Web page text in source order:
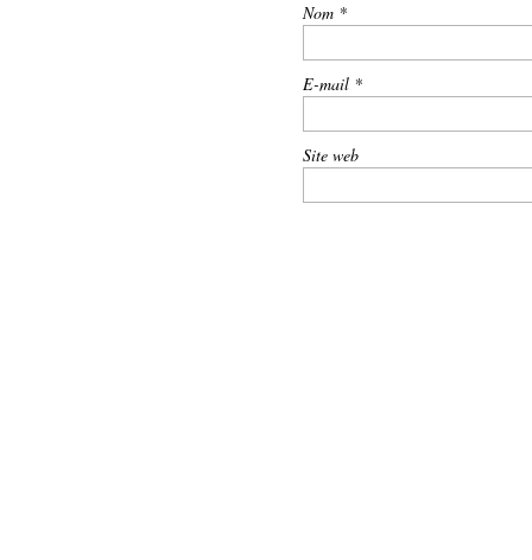
Nom *
E-mail *
Site web